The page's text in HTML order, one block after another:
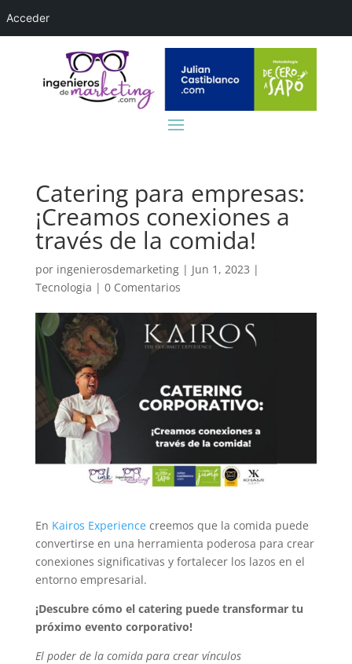
Catering para empresas:
¡Creamos conexiones a
través de la comida!
por ingenierosdemarketing| Jun 1, 2023 |
Tecnologia | 0 Comentarios
En Kairos Experiencecreemos que la comida puede
convertirse en una herramienta poderosa para crear
conexiones significativas y fortalecer los lazos en el
entorno empresarial.
¡Descubre cómo el catering puede transformar tu
próximo evento corporativo!
El poder de la comida para crear vínculos
Acceder